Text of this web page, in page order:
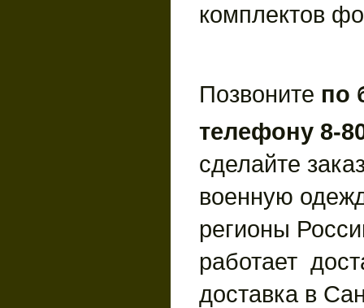
комплектов
Позвоните по
телефону 8-
сделайте
военную
регионы
работает
доставка в